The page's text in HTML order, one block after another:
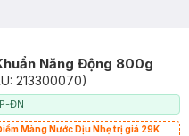
Năng Động 800g
213300070)
ĐN
Màng Nước Dịu Nhẹ trị giá 29K